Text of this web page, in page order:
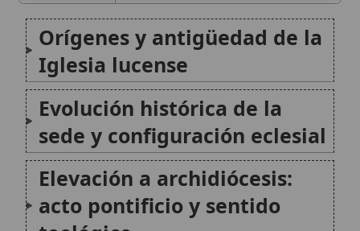
Rasgos eclesiales en el
tiempo: una archidiócesis sin
sufragáneas
La catedral y el patrimonio
artístico y devocional
El Volto Santo: significado
religioso y tradiciones
asociadas